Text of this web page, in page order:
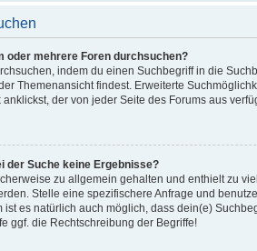
oder mehrere Foren durchsuchen?
indem du einen Suchbegriff in die
Themenansicht findest. Erweiterte
anklickst, der von jeder Seite des Forums aus
der Suche keine Ergebnisse?
zu allgemein gehalten und enthielt zu
Stelle eine spezifischere Anfrage und
ist es natürlich auch möglich, dass dein(e)
ggf. die Rechtschreibung der Begriffe!